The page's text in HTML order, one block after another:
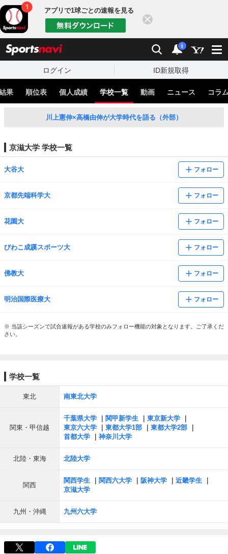
アプリで1球ごとの速報を見る
検索 通知
i
ログイン ID新規取得
果 順位表 個人成績 学校一覧 動画 ニュース コラ
川上憲伸×高橋由伸が大学時代を語る（外部）
京滋大学 学校一覧
大谷大 フォロー
京都先端科学大 フォロー
花園大 フォロー
びわこ成蹊スポーツ大 フォロー
佛教大 フォロー
明治国際医療大 フォロー
※ 当該シーズンで試合速報がある学校のみフォロー機能の対象となります。ご了承くだ
さい。
学校一覧
東北 南東北大学
関東・甲信越
千葉県大学 関甲新学生
東京新大学
東京六大学
東都大学1部
東都大学2部
首都大学
神奈川大学
北陸・東海 北陸大学
関西
関西学生 関西六大学 阪神大学
近畿学生
京滋大学
九州・沖縄 九州六大学